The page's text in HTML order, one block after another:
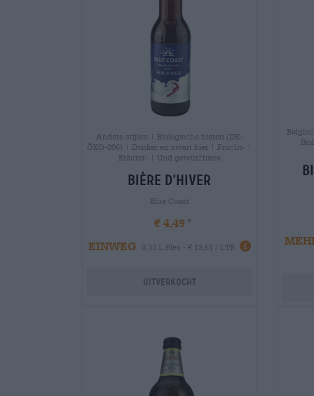
Andere stijlen | Biologische bieren (DE-
ÖKO-006) | Donker en zwart bier | Frucht- |
Kräuter- | Und gewürzbiere
bière d’hiver
Blue Coast
€ 4,49
EINWEG
0,33 L Fles - € 13,61 / LTR
Uitverkocht